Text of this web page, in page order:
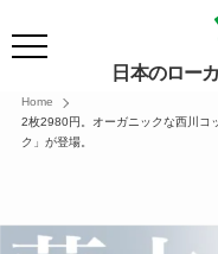
日本のロー
Home
2枚2980円。オーガニックな西川コ
ク」が登場。